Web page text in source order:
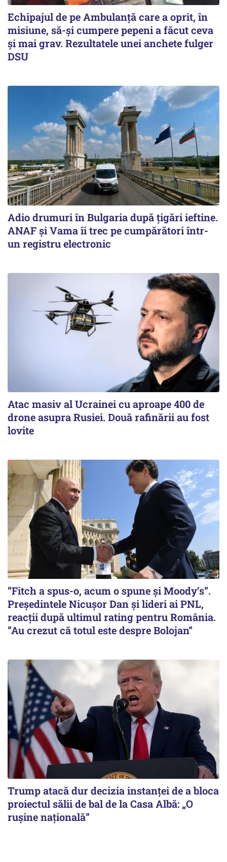
Echipajul de pe Ambulanță care a oprit, în
misiune, să-și cumpere pepeni a făcut ceva
și mai grav. Rezultatele unei anchete fulger
DSU
Adio drumuri în Bulgaria după țigări ieftine.
ANAF și Vama îi trec pe cumpărători într-
un registru electronic
Atac masiv al Ucrainei cu aproape 400 de
drone asupra Rusiei. Două rafinării au fost
lovite
”Fitch a spus-o, acum o spune și Moody’s”.
Președintele Nicușor Dan și lideri ai PNL,
reacții după ultimul rating pentru România.
”Au crezut că totul este despre Bolojan”
Trump atacă dur decizia instanţei de a bloca
proiectul sălii de bal de la Casa Albă: „O
ruşine naţională”